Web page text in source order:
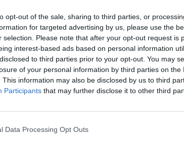
opt-out of the sale, sharing to third parties, or
for targeted advertising by us, please use the
selection. Please note that after your opt-out request is
interest-based ads based on personal information
to third parties prior to your opt-out. You may
of your personal information by third parties on the
This information may also be disclosed by us to third
Participants that may further disclose it to other third
Data Processing Opt Outs
επιχειρήσεων που βρίσκονται σε
αποβιωσάντων φορολογουμένων χωρίς
νόμιμους κληρονόμους.
πραγματικής εικόνας των εισπράξιμων
ανεδαφική πλέον η είσπραξη, από